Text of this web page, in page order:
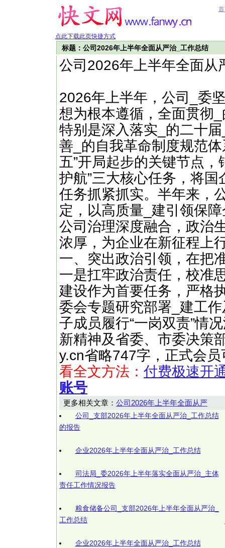
点此下载此页快捷方式
标题：公司2026年上半年全面从严治_工作总结
公司2026年上半年全面从
2026年上半年，公司_委
想为根本遵循，全面贯彻
特别是深入落实_的二十
善_的自我革命制度规范
五”开局起步的关键节点
护航”三大核心任务，将
任务抓紧抓实。半年来，
定，以高质量_建引领保
公司治理深度融合，政治
浓厚，为企业在新征程上
一、突出政治引领，在把
一是扛牢政治责任，校准
建设作为首要任务，严格
委会专题研究部署_建工
子成员履行“一岗双责”情
新精神及省委、市委决
y.cn省略747字，正式会
看全文方法： 付费极速开
账号
更多相关文章： 公司2026年上半年全面从严
公司_支部2026年上半年全面从严治_工作总结
的报告
企业2026年上半年全面从严治_工作总结
司法局_委2026年上半年落实全面从严治_主体
责任工作情况报告
粮食储备公司_支部2026年上半年全面从严治_
工作总结
企业2026年上半年全面从严治_工作总结